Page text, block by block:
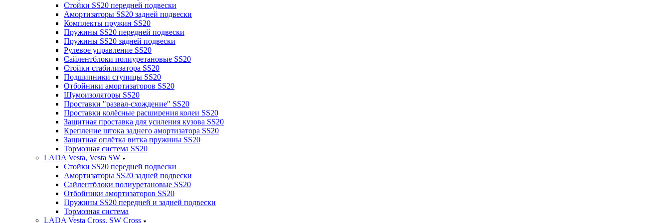
Стойки SS20 передней подвески
Амортизаторы SS20 задней подвески
Комплекты пружин SS20
Пружины SS20 передней подвески
Пружины SS20 задней подвески
Рулевое управление SS20
Сайлентблоки полиуретановые SS20
Стойки стабилизатора SS20
Подшипники ступицы SS20
Отбойники амортизаторов SS20
Шумоизоляторы SS20
Проставки "развал-схождение" SS20
Проставки колёсные расширения колеи SS20
Защитная проставка для усиления кузова SS20
Крепление штока заднего амортизатора SS20
Защитная оплётка витка пружины SS20
Тормозная система SS20
LADA Vesta, Vesta SW
Стойки SS20 передней подвески
Амортизаторы SS20 задней подвески
Сайлентблоки полиуретановые SS20
Отбойники амортизаторов SS20
Пружины SS20 передней и задней подвески
Тормозная система
LADA Vesta Cross, SW Cross